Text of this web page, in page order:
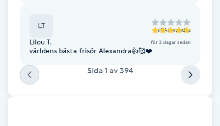
Hyaluronsyra
Hyperhidros
LT till Alexandra
Lilou T. för 2 dagar sedan
världens bästa frisör Alexandra👍🥰❤️
Sida 1 av 394